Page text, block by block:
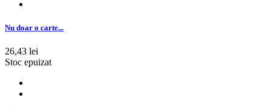
Nu doar o carte...
26,43 lei
Stoc epuizat